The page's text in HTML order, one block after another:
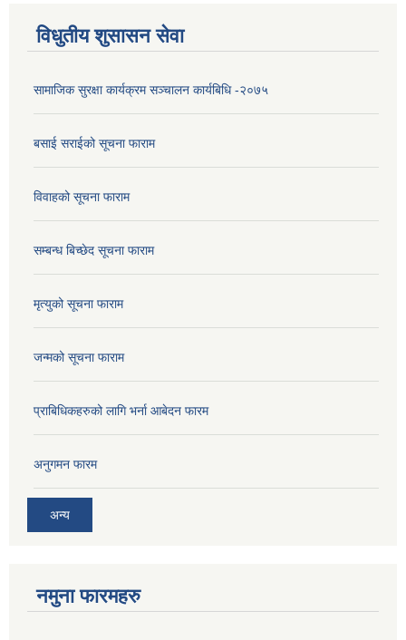
विधुतीय शुसासन सेवा
सामाजिक सुरक्षा कार्यक्रम सञ्चालन कार्यबिधि -२०७५
बसाई सराईको सूचना फाराम
विवाहको सूचना फाराम
सम्बन्ध बिच्छेद सूचना फाराम
मृत्युको सूचना फाराम
जन्मको सूचना फाराम
प्राबिधिकहरुको लागि भर्ना आबेदन फारम
अनुगमन फारम
अन्य
नमुना फारमहरु